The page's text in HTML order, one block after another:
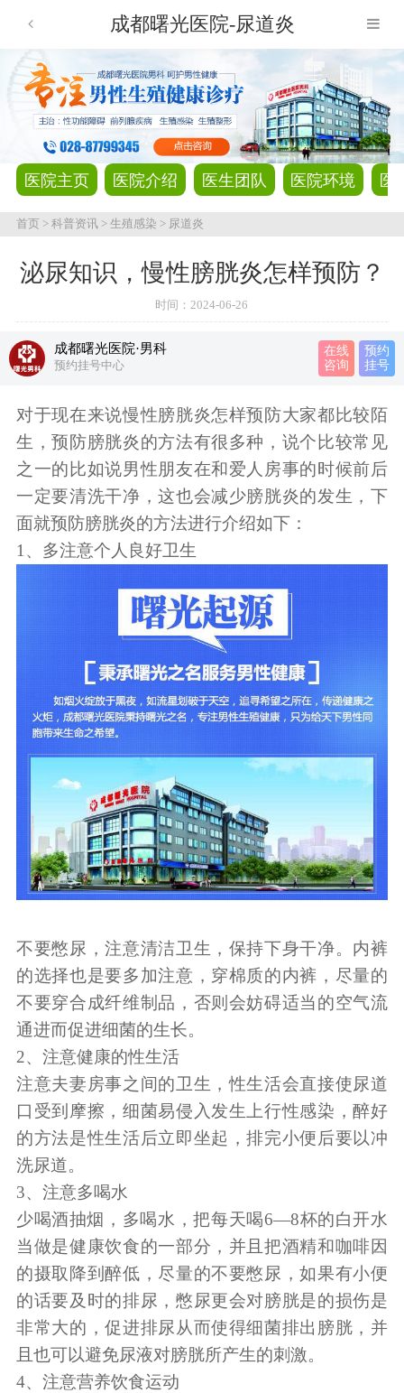
成都曙光医院-尿道炎
医院主页 医院介绍 医生团队 医院环境 医
首页> 科普资讯> 生殖感染 > 尿道炎
泌尿知识，慢性膀胱炎怎样预防？
时间：2024-06-26
成都曙光医院·男科
预约挂号中心
在线
咨询
预约
挂号
对于现在来说慢性膀胱炎怎样预防大家都比较陌
生，预防膀胱炎的方法有很多种，说个比较常见
之一的比如说男性朋友在和爱人房事的时候前后
一定要清洗干净，这也会减少膀胱炎的发生，下
面就预防膀胱炎的方法进行介绍如下：
1、多注意个人良好卫生
不要憋尿，注意清洁卫生，保持下身干净。内裤
的选择也是要多加注意，穿棉质的内裤，尽量的
不要穿合成纤维制品，否则会妨碍适当的空气流
通进而促进细菌的生长。
2、注意健康的性生活
注意夫妻房事之间的卫生，性生活会直接使尿道
口受到摩擦，细菌易侵入发生上行性感染，醉好
的方法是性生活后立即坐起，排完小便后要以冲
洗尿道。
3、注意多喝水
少喝酒抽烟，多喝水，把每天喝6―8杯的白开水
当做是健康饮食的一部分，并且把酒精和咖啡因
的摄取降到醉低，尽量的不要憋尿，如果有小便
的话要及时的排尿，憋尿更会对膀胱是的损伤是
非常大的，促进排尿从而使得细菌排出膀胱，并
且也可以避免尿液对膀胱所产生的刺激。
4、注意营养饮食运动